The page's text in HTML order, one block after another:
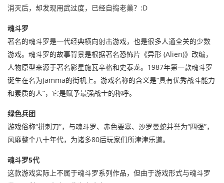
消灭后，却发现用武过度，已经自捣老巢？:D
魂斗罗
著名的魂斗罗是一代经典横向射击游戏，也是很多人通全关的少数
游戏。魂斗罗的故事背景是根据著名恐怖片《异形 (Alien)》改编，
人物原型来源于著名影星施瓦辛格和史泰龙。1987年第一款魂斗罗
诞生在名为Jamma的街机上。游戏名称的含义是“具有优秀战斗能力
和素质的人”，它是赋予最强战士的称呼。
绿色兵团
游戏俗称“拼刺刀”，与魂斗罗、赤色要塞、沙罗曼蛇并誉为“四强”，
风靡整个八十年代，为诸多80后玩家们所津津乐道。
魂斗罗5代
这款游戏实际上不属于魂斗罗系列作品，但由于游戏形式与魂斗罗